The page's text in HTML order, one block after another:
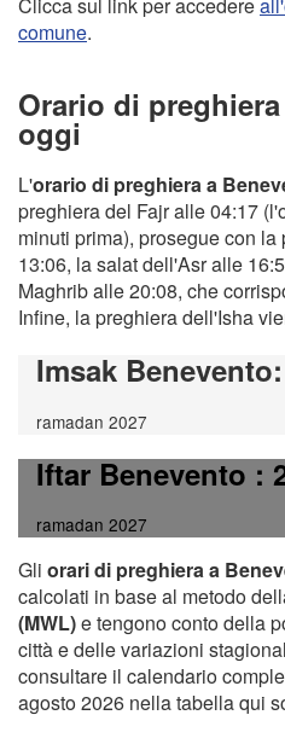
comune.
Orario di
oggi
L'orario di preghiera a
preghiera del Fajr alle 04:17
minuti prima), prosegue con
13:06, la salat dell'Asr alle
Maghrib alle 20:08, che
Infine, la preghiera dell'Isha
Imsak Benevento
ramadan 2027
Iftar Benevento:
ramadan 2027
Gli orari di preghiera a
calcolati in base al metodo
(MWL)e tengono conto della
città e delle variazioni
consultare il calendario
agosto 2026 nella tabella qui